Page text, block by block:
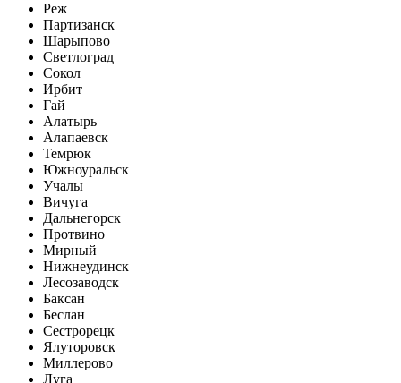
Реж
Партизанск
Шарыпово
Светлоград
Сокол
Ирбит
Гай
Алатырь
Алапаевск
Темрюк
Южноуральск
Учалы
Вичуга
Дальнегорск
Протвино
Мирный
Нижнеудинск
Лесозаводск
Баксан
Беслан
Сестрорецк
Ялуторовск
Миллерово
Луга